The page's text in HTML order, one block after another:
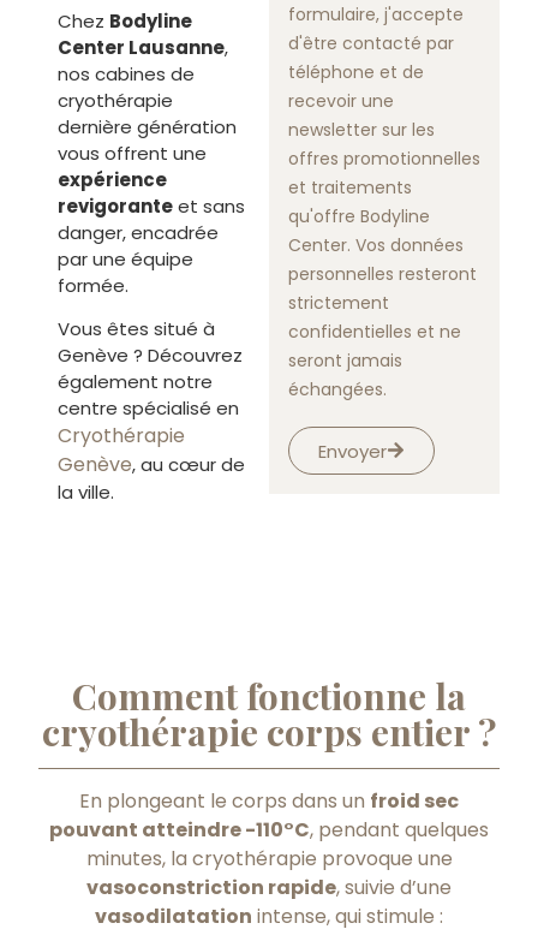
Chez Bodyline
Center Lausanne,
nos cabines de
cryothérapie
dernière génération
vous offrent une
expérience
revigoranteet sans
danger, encadrée
par une équipe
formée.
Vous êtes situé à
Genève ? Découvrez
également notre
centre spécialisé en
Cryothérapie
Genève, au cœur de
la ville.
formulaire, j'accepte
d'être contacté par
téléphone et de
recevoir une
newsletter sur les
offres promotionnelles
et traitements
qu'offre Bodyline
Center. Vos données
personnelles resteront
strictement
confidentielles et ne
seront jamais
échangées.
Envoyer
Comment fonctionne la
cryothérapie corps entier ?
En plongeant le corps dans un froid sec
pouvant atteindre -110°C, pendant quelques
minutes, la cryothérapie provoque une
vasoconstriction rapide, suivie d’une
vasodilatation intense, qui stimule :